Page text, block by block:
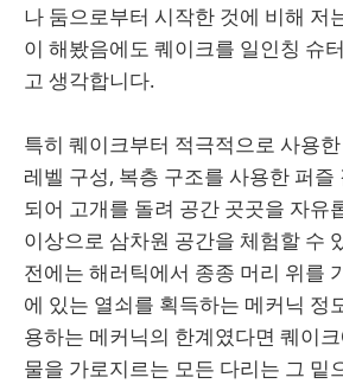
나 둠으로부터 시작한 것에 비해 저
이 해봤음에도 퀘이크를 일인칭 슈
고 생각합니다.
특히 퀘이크부터 적극적으로 사용
레벨 구성, 복층 구조를 사용한 퍼
되어 고개를 돌려 공간 곳곳을 자유
이상으로 삼차원 공간을 체험할 수
전에는 해러틱에서 종종 머리 위를
에 있는 열쇠를 획득하는 메커닉 정
용하는 메커닉의 한계였다면 퀘이
물을 가로지르는 모든 다리는 그 밑